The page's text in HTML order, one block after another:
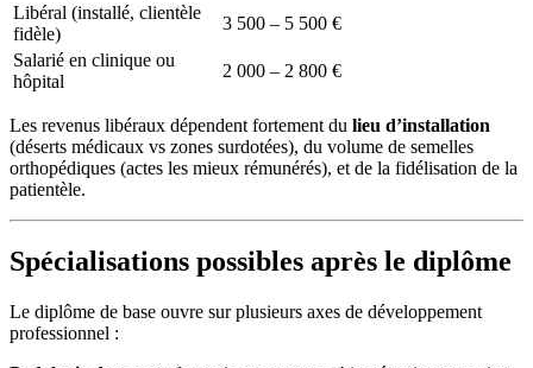
Libéral (installé, clientèle
fidèle)
3 500 – 5 500 €
Salarié en clinique ou
hôpital
2 000 – 2 800 €
Les revenus libéraux dépendent fortement du lieu d’installation
(déserts médicaux vs zones surdotées), du volume de semelles
orthopédiques (actes les mieux rémunérés), et de la fidélisation de la
patientèle.
Spécialisations possibles après le diplôme
Le diplôme de base ouvre sur plusieurs axes de développement
professionnel :